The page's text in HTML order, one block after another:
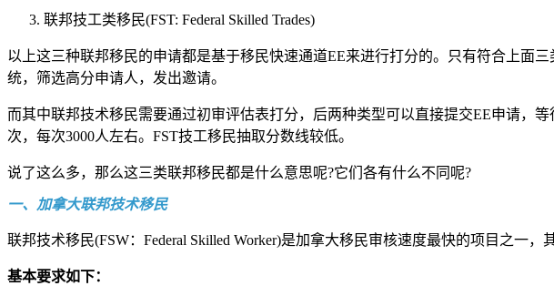
联邦技工类移民(FST: Federal Skilled Trades)
以上这三种联邦移民的申请都是基于移民快速通道EE来进行打分的。只有符合上面
统，筛选高分申请人，发出邀请。
而其中联邦技术移民需要通过初审评估表打分，后两种类型可以直接提交EE申请，
次，每次3000人左右。FST技工移民抽取分数线较低。
说了这么多，那么这三类联邦移民都是什么意思呢?它们各有什么不同呢?
一、加拿大联邦技术移民
联邦技术移民(FSW：Federal Skilled Worker)是加拿大移民审核速度最快的项目之一
基本要求如下：